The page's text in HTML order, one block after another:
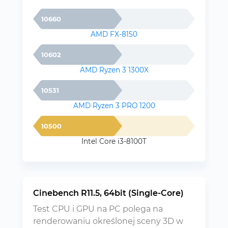
10660
AMD FX-8150
10602
AMD Ryzen 3 1300X
10531
AMD Ryzen 3 PRO 1200
10500
Intel Core i3-8100T
Cinebench R11.5, 64bit (Single-Core)
Test CPU i GPU na PC polega na
renderowaniu określonej sceny 3D w